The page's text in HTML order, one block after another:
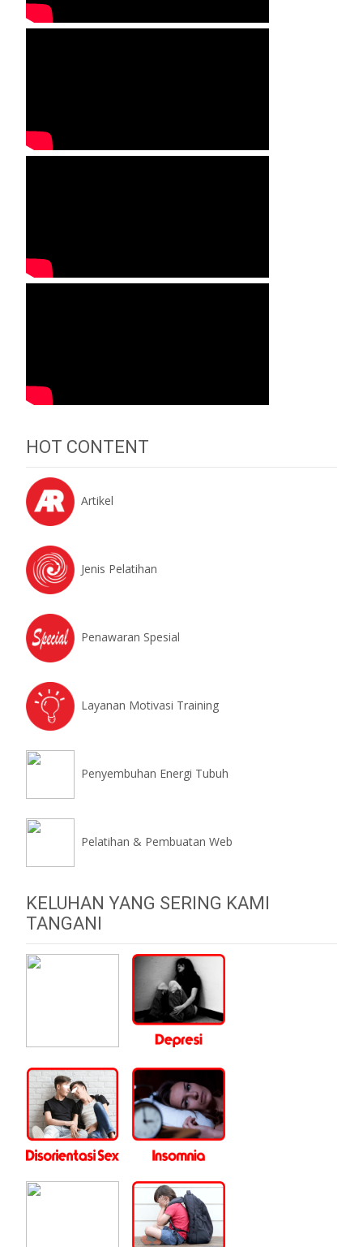
HOT CONTENT
Artikel
Jenis Pelatihan
Penawaran Spesial
Layanan Motivasi Training
Penyembuhan Energi Tubuh
Pelatihan & Pembuatan Web
KELUHAN YANG SERING KAMI
TANGANI